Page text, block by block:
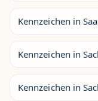
Kennzeichen in
Kennzeichen in
Kennzeichen in